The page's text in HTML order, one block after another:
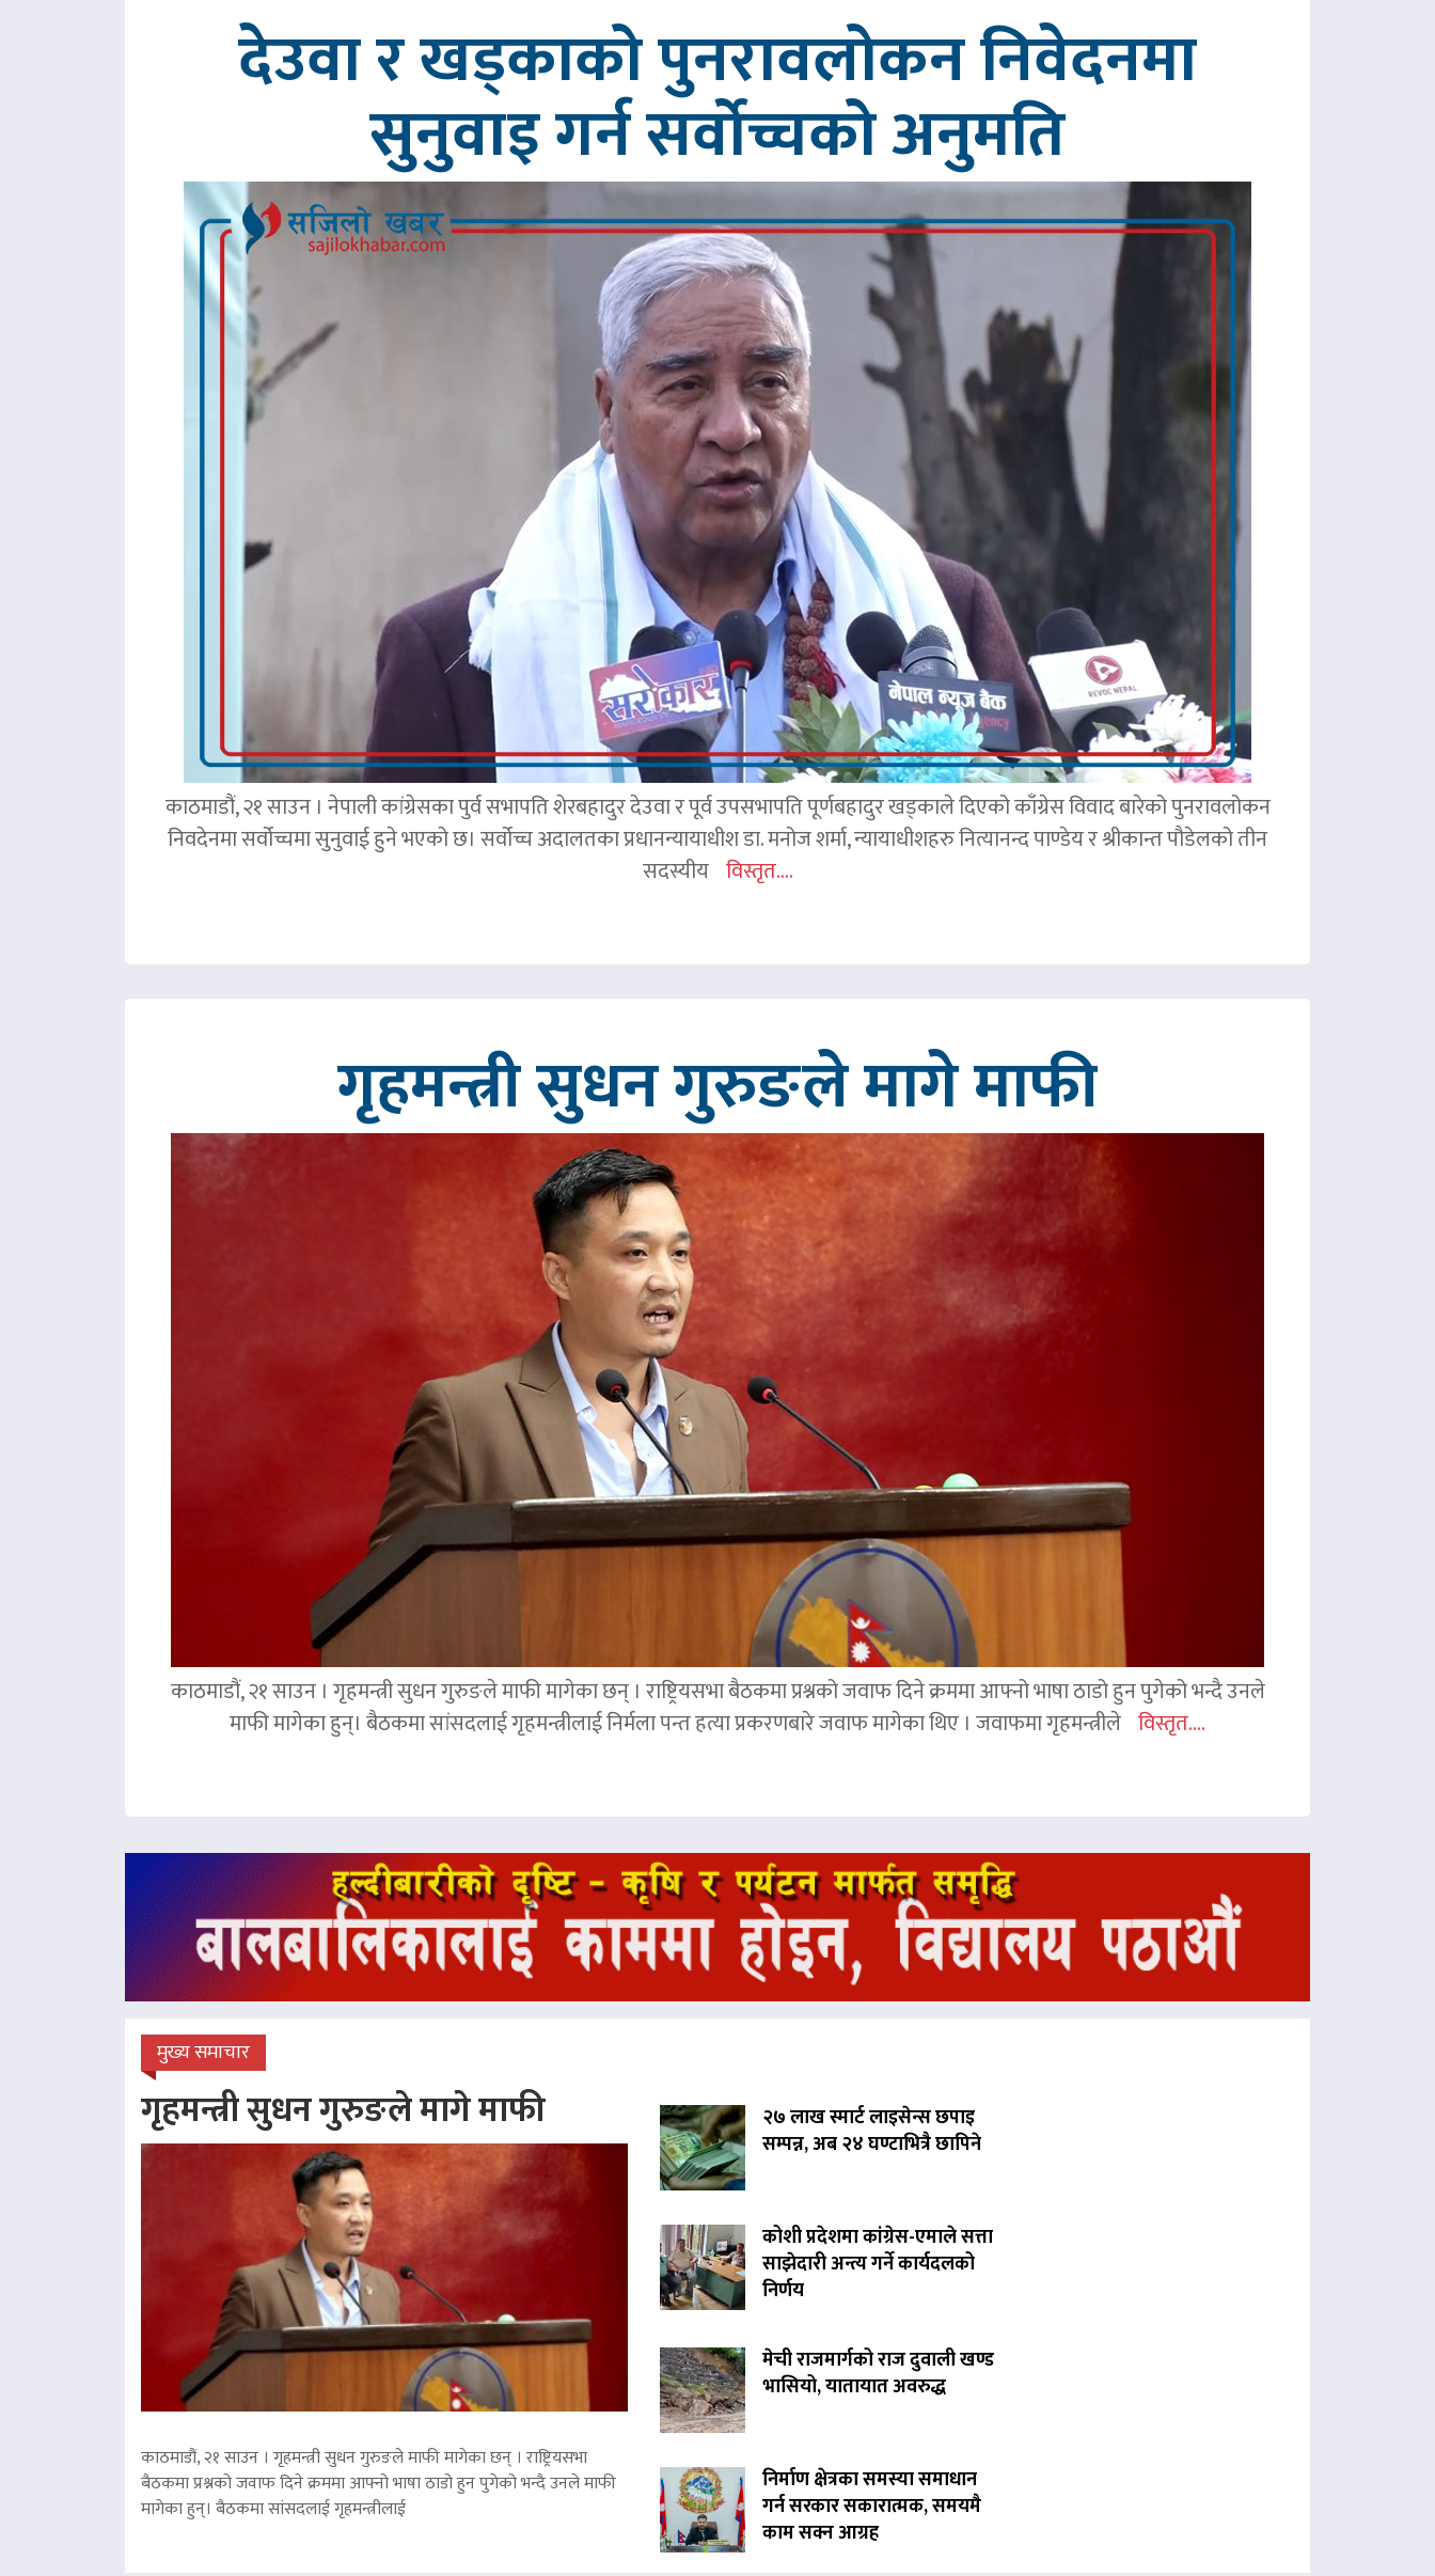
देउवा र खड्काको पुनरावलोकन निवेदनमा
सुनुवाइ गर्न सर्वोच्चको अनुमति
काठमाडौं, २१ साउन । नेपाली कांग्रेसका पुर्व सभापति शेरबहादुर देउवा र पूर्व उपसभापति पूर्णबहादुर खड्काले दिएको काँग्रेस विवाद बारेको पुनरावलोकन
निवदेनमा सर्वोच्चमा सुनुवाई हुने भएको छ। सर्वोच्च अदालतका प्रधानन्यायाधीश डा. मनोज शर्मा, न्यायाधीशहरु नित्यानन्द पाण्डेय र श्रीकान्त पौडेलको तीन
सदस्यीय विस्तृत....
गृहमन्त्री सुधन गुरुङले मागे माफी
काठमाडौं, २१ साउन । गृहमन्त्री सुधन गुरुङले माफी मागेका छन् । राष्ट्रियसभा बैठकमा प्रश्नको जवाफ दिने क्रममा आफ्नो भाषा ठाडो हुन पुगेको भन्दै उनले
माफी मागेका हुन्। बैठकमा सांसदलाई गृहमन्त्रीलाई निर्मला पन्त हत्या प्रकरणबारे जवाफ मागेका थिए । जवाफमा गृहमन्त्रीले विस्तृत....
मुख्य समाचार
गृहमन्त्री सुधन गुरुङले मागे माफी
काठमाडौं, २१ साउन । गृहमन्त्री सुधन गुरुङले माफी मागेका छन् । राष्ट्रियसभा
बैठकमा प्रश्नको जवाफ दिने क्रममा आफ्नो भाषा ठाडो हुन पुगेको भन्दै उनले माफी
मागेका हुन्। बैठकमा सांसदलाई गृहमन्त्रीलाई
२७ लाख स्मार्ट लाइसेन्स छपाइ
सम्पन्न, अब २४ घण्टाभित्रै छापिने
कोशी प्रदेशमा कांग्रेस-एमाले सत्ता
साझेदारी अन्त्य गर्ने कार्यदलको
निर्णय
मेची राजमार्गको राज दुवाली खण्ड
भासियो, यातायात अवरुद्ध
निर्माण क्षेत्रका समस्या समाधान
गर्न सरकार सकारात्मक, समयमै
काम सक्न आग्रह